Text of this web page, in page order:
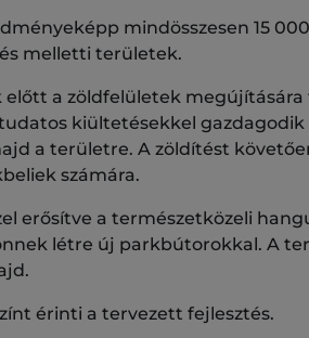
mindösszesen 15
melletti területek.
a zöldfelületek megújítására
kiültetésekkel gazdagodik
a területre. A zöldítést
számára.
erősítve a természetközeli
létre új parkbútorokkal. A
érinti a tervezett fejlesztés.